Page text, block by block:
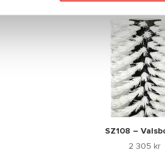
SZ108 –
2 305 kr